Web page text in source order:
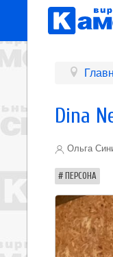
Dina
Ольга
ПЕРСОНА